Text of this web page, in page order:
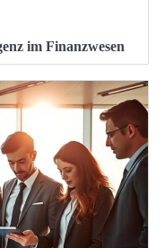
im Finanzwesen